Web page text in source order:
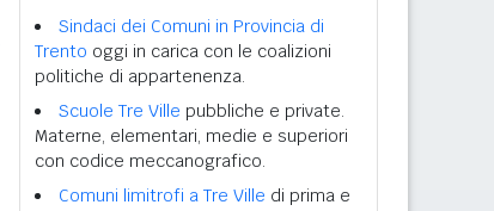
Sindaci dei Comuni in Provincia di
Trento oggi in carica con le coalizioni
politiche di appartenenza.
Scuole Tre Ville pubbliche e private.
Materne, elementari, medie e superiori
con codice meccanografico.
Comuni limitrofi a Tre Ville di prima e